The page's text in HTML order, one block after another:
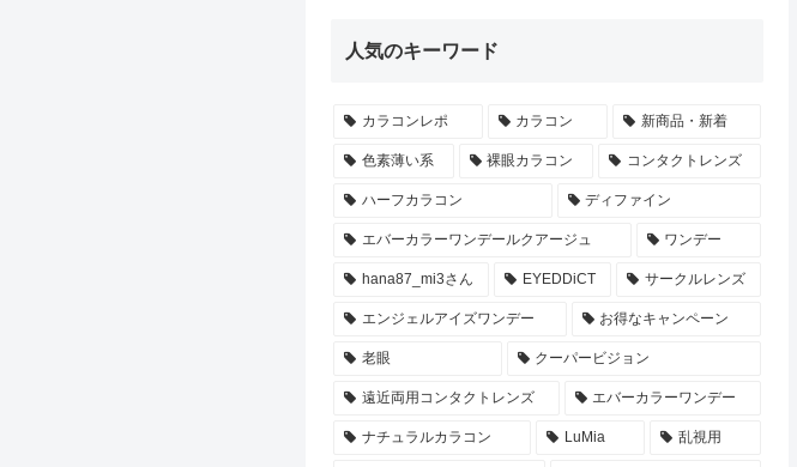
人気のキーワード
カラコンレポ カラコン 新商品・新着
色素薄い系 裸眼カラコン コンタクトレンズ
ハーフカラコン ディファイン
エバーカラーワンデールクアージュ ワンデー
hana87_mi3さん EYEDDiCT サークルレンズ
エンジェルアイズワンデー お得なキャンペーン
老眼 クーパービジョン
遠近両用コンタクトレンズ エバーカラーワンデー
ナチュラルカラコン LuMia 乱視用